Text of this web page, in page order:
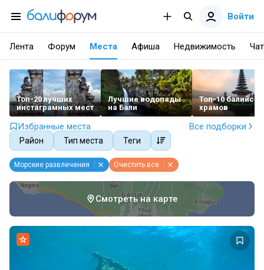
Войти
Лента Форум Места Афиша Недвижимость Чат
Топ-20 лучших
инстаграмных мест
Лучшие водопады
на Бали
Топ-10
храмов
Избранные места Все подборки
Район Тип места Теги
Морские развлечения Очистить все
Смотреть на карте